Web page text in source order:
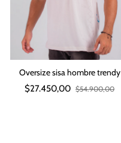
Oversize sisa hombre trendy
$27.450,00 $54.900,00